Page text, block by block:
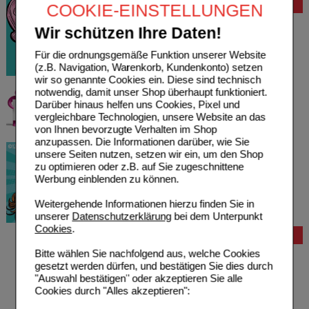
COOKIE-EINSTELLUNGEN
Wir schützen Ihre Daten!
Für die ordnungsgemäße Funktion unserer Website
(z.B. Navigation, Warenkorb, Kundenkonto) setzen
wir so genannte Cookies ein. Diese sind technisch
notwendig, damit unser Shop überhaupt funktioniert.
Darüber hinaus helfen uns Cookies, Pixel und
vergleichbare Technologien, unsere Website an das
von Ihnen bevorzugte Verhalten im Shop
anzupassen. Die Informationen darüber, wie Sie
unsere Seiten nutzen, setzen wir ein, um den Shop
zu optimieren oder z.B. auf Sie zugeschnittene
Werbung einblenden zu können.
Weitergehende Informationen hierzu finden Sie in
unserer Datenschutzerklärungbei dem Unterpunkt
Cookies.
Bitte wählen Sie nachfolgend aus, welche Cookies
gesetzt werden dürfen, und bestätigen Sie dies durch
"Auswahl bestätigen" oder akzeptieren Sie alle
Cookies durch "Alles akzeptieren":
Bewertung
Hilfe zur Anmeldung
Hilfe zum Bestellvorgang
Zahlungsmöglichkeiten
Rezepte einlösen